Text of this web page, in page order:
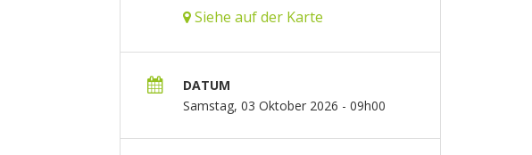
Siehe auf der Karte
DATUM
Samstag, 03 Oktober 2026 - 09h00